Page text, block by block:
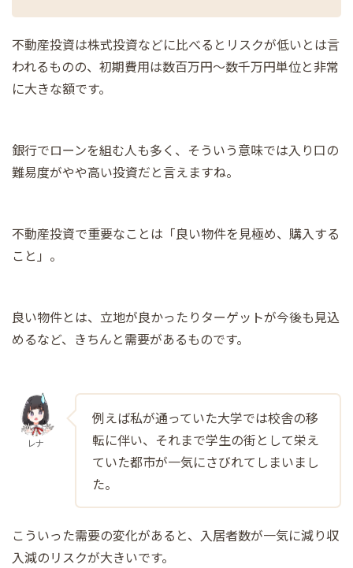
不動産投資は株式投資などに比べるとリスクが低いとは言
われるものの、初期費用は数百万円～数千万円単位と非常
に大きな額です。
銀行でローンを組む人も多く、そういう意味では入り口の
難易度がやや高い投資だと言えますね。
不動産投資で重要なことは「良い物件を見極め、購入する
こと」。
良い物件とは、立地が良かったりターゲットが今後も見込
めるなど、きちんと需要があるものです。
レナ
例えば私が通っていた大学では校舎の移
転に伴い、それまで学生の街として栄え
ていた都市が一気にさびれてしまいまし
た。
こういった需要の変化があると、入居者数が一気に減り収
入減のリスクが大きいです。